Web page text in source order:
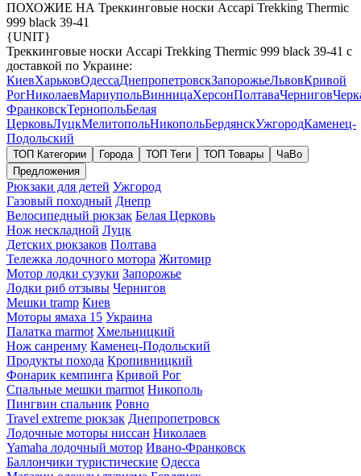
ПОХОЖИЕ НА Треккинговые носки Accapi Trekking Thermic
999 black 39-41
{UNIT}
Треккинговые носки Accapi Trekking Thermic 999 black 39-41 с
доставкой по Украине:
КиевХарьковОдессаДнепропетровскЗапорожьеЛьвовКривой
РогНиколаевМариупольВинницаХерсонПолтаваЧернигов
ФранковскТернопольБелая
ЦерковьЛуцкМелитопольНикопольБердянскУжгородКаменец-
Подольский
ТОП Категории Города ТОП Теги ТОП Товары
ЧаВо
Предложения
Рюкзаки для детей Ужгород
Газовый походный Днепр
Велосипедный рюкзак Белая Церковь
Нож нескладной Луцк
Детских рюкзаков Полтава
Тележка лодочного мотора Житомир
Мотор лодки сузуки Запорожье
Лодки риб отзывы Чернигов
Мешки tramp Киев
Моторы ямаха 15 Украина
Палатка marmot Хмельницкий
Нож санренму Каменец-Подольский
Продукты похода Кропивницкий
Фонарик кемпинга Кривой Рог
Спальные мешки marmot Никополь
Пингвин спальник Ровно
Travel extreme рюкзак Днепропетровск
Лодочные моторы ниссан Николаев
Yamaha лодочный мотор Ивано-Франковск
Баллончики туристические Одесса